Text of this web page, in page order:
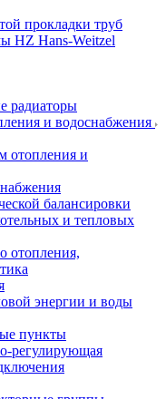
прокладки труб
HZ Hans-Weitzel
радиаторы
и водоснабжения
отопления и
балансировки
и тепловых
отопления,
энергии и воды
пункты
регулирующая